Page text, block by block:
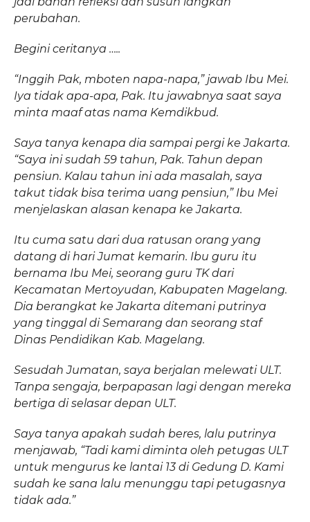
perubahan.
Begini ceritanya …..
“Inggih Pak, mboten napa-napa,” jawab Ibu Mei.
Iya tidak apa-apa, Pak. Itu jawabnya saat saya
minta maaf atas nama Kemdikbud.
Saya tanya kenapa dia sampai pergi ke Jakarta.
“Saya ini sudah 59 tahun, Pak. Tahun depan
pensiun. Kalau tahun ini ada masalah, saya
takut tidak bisa terima uang pensiun,” Ibu Mei
menjelaskan alasan kenapa ke Jakarta.
Itu cuma satu dari dua ratusan orang yang
datang di hari Jumat kemarin. Ibu guru itu
bernama Ibu Mei, seorang guru TK dari
Kecamatan Mertoyudan, Kabupaten Magelang.
Dia berangkat ke Jakarta ditemani putrinya
yang tinggal di Semarang dan seorang staf
Dinas Pendidikan Kab. Magelang.
Sesudah Jumatan, saya berjalan melewati ULT.
Tanpa sengaja, berpapasan lagi dengan mereka
bertiga di selasar depan ULT.
Saya tanya apakah sudah beres, lalu putrinya
menjawab, “Tadi kami diminta oleh petugas ULT
untuk mengurus ke lantai 13 di Gedung D. Kami
sudah ke sana lalu menunggu tapi petugasnya
tidak ada.”